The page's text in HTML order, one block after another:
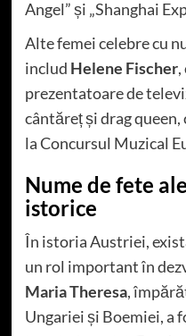
Angel” și „Shanghai
Alte femei celebre cu
includ Helene Fischer,
prezentatoare de
cântăreț și drag
la Concursul Muzical
Nume de fete
istorice
În istoria Austriei,
un rol important în
Maria Theresa,
Ungariei și Boemiei, a